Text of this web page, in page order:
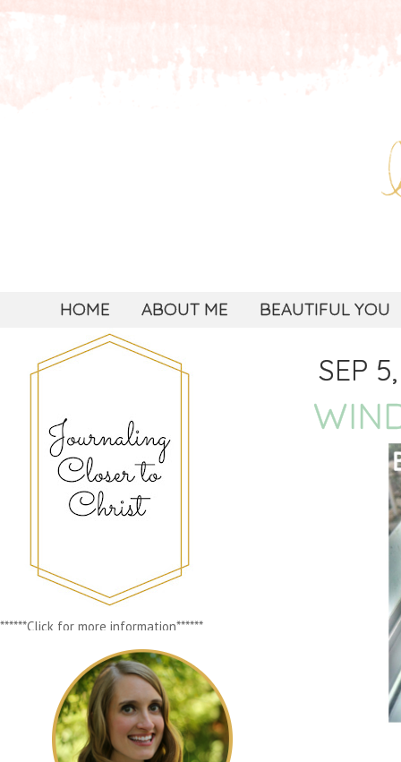
HOME ABOUT ME BEAUTIFUL YOU
SEP
******Click for more information******